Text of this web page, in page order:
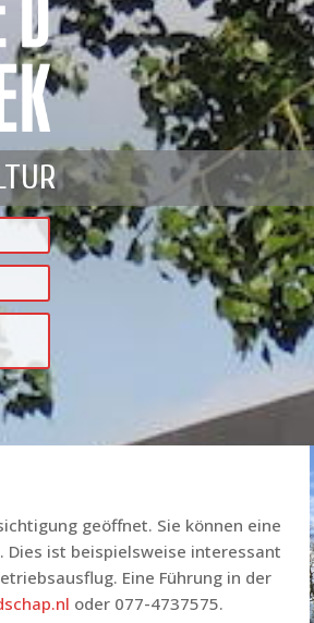
geöffnet. Sie können eine
Dies ist beispielsweise interessant
Eine Führung in der
oder 077-4737575.